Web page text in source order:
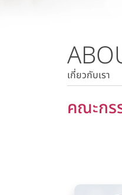
เกี่ยวกับเรา
คณะกร